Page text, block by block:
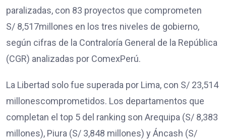
paralizadas, con 83 proyectos que comprometen
S/ 8,517millones en los tres niveles de gobierno,
según cifras de la Contraloría General de la República
(CGR) analizadas por ComexPerú.
La Libertad solo fue superada por Lima, con S/ 23,514
millonescomprometidos. Los departamentos que
completan el top 5 del ranking son Arequipa (S/ 8,383
millones), Piura (S/ 3,848 millones) y Áncash (S/